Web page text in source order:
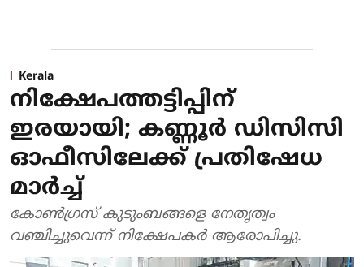
Kerala
നിക്ഷേപത്തട്ടിപ്പിന്
ഇരയായി; കണ്ണൂര്‍ ഡിസിസി
ഓഫീസിലേക്ക് പ്രതിഷേധ
മാര്‍ച്ച്
കോണ്‍ഗ്രസ് കുടുംബങ്ങളെ നേതൃത്വം
വഞ്ചിച്ചുവെന്ന് നിക്ഷേപകര്‍ ആരോപിച്ചു.